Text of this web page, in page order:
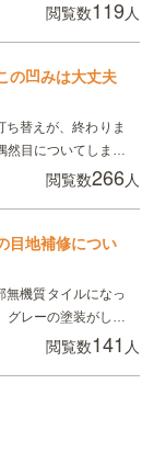
板金部分はやはり経
閲覧数119人
の凹みは大丈夫
替えが、終わりま
然目についてしまっ
キングの端にマイナ
閲覧数266人
目地補修につい
無機質タイルになっ
グレーの塗装がして
っていてるので補修
閲覧数141 人